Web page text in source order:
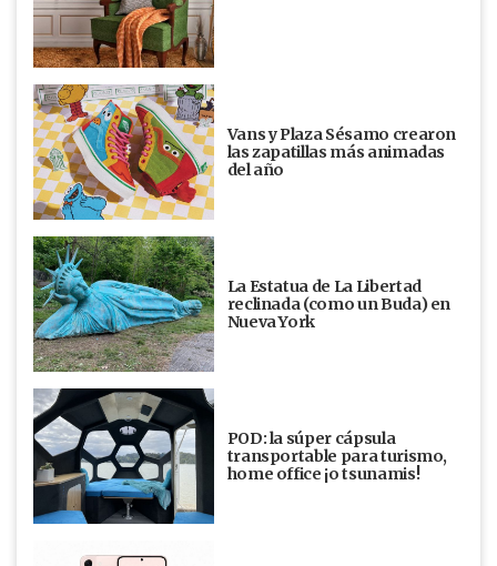
Vans y Plaza Sésamo crearon
las zapatillas más animadas
del año
La Estatua de La Libertad
reclinada (como un Buda) en
Nueva York
POD: la súper cápsula
transportable para turismo,
home office ¡o tsunamis!